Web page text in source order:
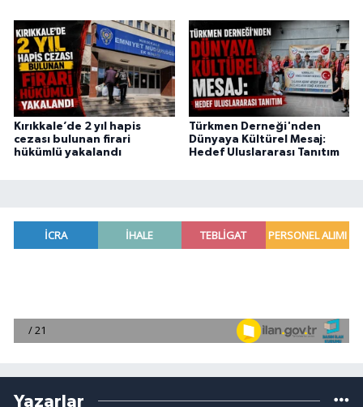
Kırıkkale’de 2 yıl hapis
cezası bulunan firari
hükümlü yakalandı
Türkmen Derneği'nden
Dünyaya Kültürel Mesaj:
Hedef Uluslararası Tanıtım
Yazarlar